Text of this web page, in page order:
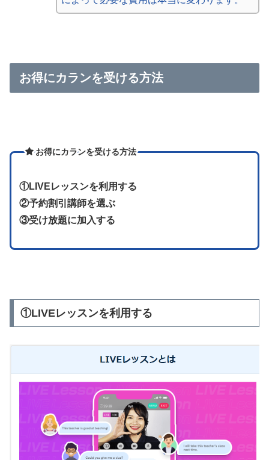
お得にカランを受ける方法
お得にカランを受ける方法
①LIVEレッスンを利用する
②予約割引講師を選ぶ
③受け放題に加入する
①LIVEレッスンを利用する